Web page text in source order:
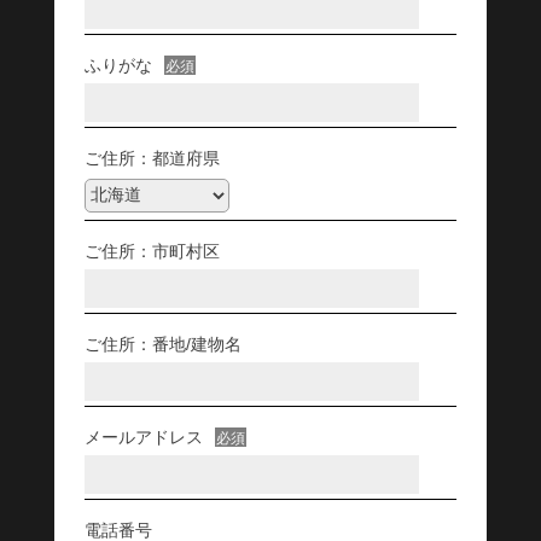
ふりがな 必須
ご住所：都道府県
ご住所：市町村区
ご住所：番地/建物名
メールアドレス 必須
電話番号